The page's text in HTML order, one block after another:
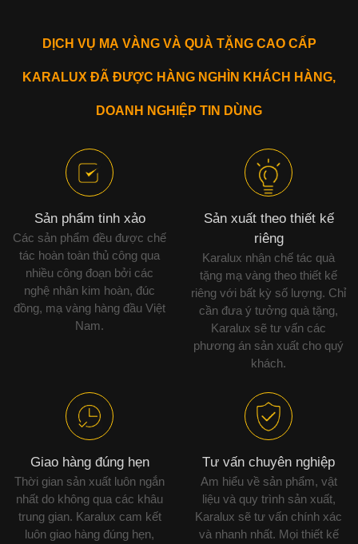
DỊCH VỤ MẠ VÀNG VÀ QUÀ TẶNG CAO CẤP
KARALUX ĐÃ ĐƯỢC HÀNG NGHÌN KHÁCH HÀNG,
DOANH NGHIỆP TIN DÙNG
Sản phẩm tinh xảo
Các sản phẩm đều được chế
tác hoàn toàn thủ công qua
nhiều công đoạn bởi các
nghệ nhân kim hoàn, đúc
đồng, mạ vàng hàng đầu Việt
Nam.
Sản xuất theo thiết kế
riêng
Karalux nhận chế tác quà
tặng mạ vàng theo thiết kế
riêng với bất kỳ số lượng. Chỉ
cần đưa ý tưởng quà tặng,
Karalux sẽ tư vấn các
phương án sản xuất cho quý
khách.
Giao hàng đúng hẹn
Thời gian sản xuất luôn ngắn
nhất do không qua các khâu
trung gian. Karalux cam kết
luôn giao hàng đúng hẹn,
Tư vấn chuyên nghiệp
Am hiểu về sản phẩm, vật
liệu và quy trình sản xuất,
Karalux sẽ tư vấn chính xác
và nhanh nhất. Mọi thiết kế